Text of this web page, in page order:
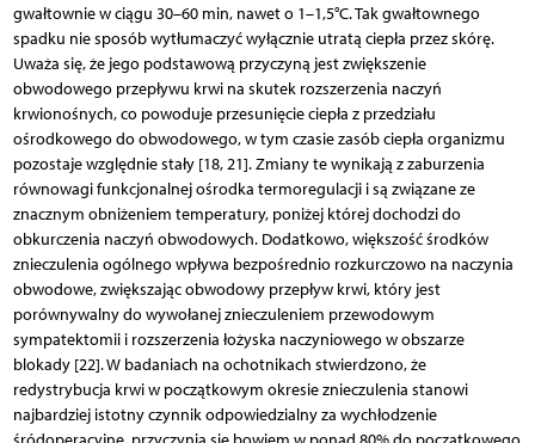
gwałtownie w ciągu 30–60 min, nawet o 1–1,5°C. Tak gwałtownego
spadku nie sposób wytłumaczyć wyłącznie utratą ciepła przez skórę.
Uważa się, że jego podstawową przyczyną jest zwiększenie
obwodowego przepływu krwi na skutek rozszerzenia naczyń
krwionośnych, co powoduje przesunięcie ciepła z przedziału
ośrodkowego do obwodowego, w tym czasie zasób ciepła organizmu
pozostaje względnie stały [18, 21]. Zmiany te wynikają z zaburzenia
równowagi funkcjonalnej ośrodka termoregulacji i są związane ze
znacznym obniżeniem temperatury, poniżej której dochodzi do
obkurczenia naczyń obwodowych. Dodatkowo, większość środków
znieczulenia ogólnego wpływa bezpośrednio rozkurczowo na naczynia
obwodowe, zwiększając obwodowy przepływ krwi, który jest
porównywalny do wywołanej znieczuleniem przewodowym
sympatektomii i rozszerzenia łożyska naczyniowego w obszarze
blokady [22]. W badaniach na ochotnikach stwierdzono, że
redystrybucja krwi w początkowym okresie znieczulenia stanowi
najbardziej istotny czynnik odpowiedzialny za wychłodzenie